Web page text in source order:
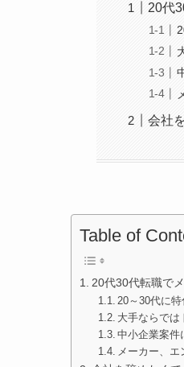
20代
会社
Table of
20代30代転職で
20～30代に
大手ならでは
中小企業案件
メーカー、